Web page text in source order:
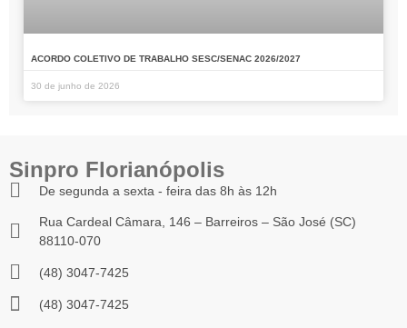
ACORDO COLETIVO DE TRABALHO SESC/SENAC 2026/2027
30 de junho de 2026
Sinpro Florianópolis
De segunda a sexta - feira das 8h às 12h
Rua Cardeal Câmara, 146 – Barreiros – São José (SC)
88110-070
(48) 3047-7425
(48) 3047-7425